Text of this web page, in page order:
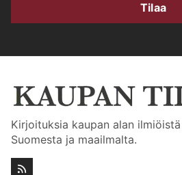
Tilaa
Kirjoituksia kaupan alan
Suomesta ja maailmalta.